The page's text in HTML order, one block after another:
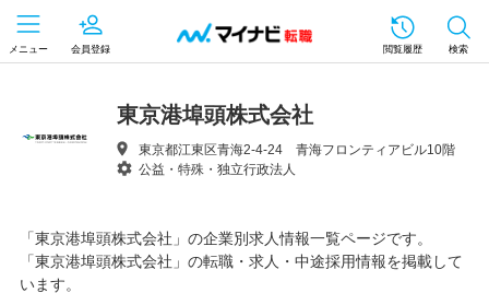
メニュー 会員登録 閲覧履歴 検索
東京港埠頭株式会社
東京都江東区青海2-4-24 青海フロンティアビル10階
公益・特殊・独立行政法人
「東京港埠頭株式会社」の企業別求人情報一覧ページです。
「東京港埠頭株式会社」の転職・求人・中途採用情報を掲載して
います。